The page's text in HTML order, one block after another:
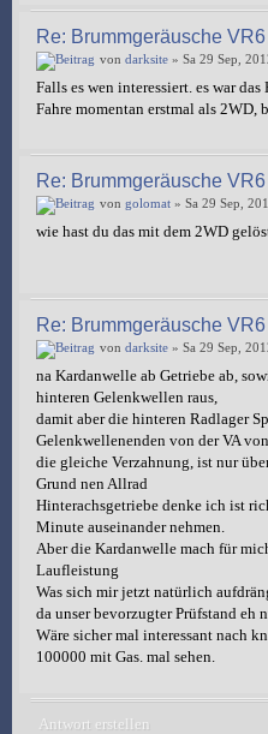
Re: Brummgeräusche
von darksite » Sa 29 Sep,
Falls es wen interessiert. es war
Fahre momentan erstmal als 2WD,
Re: Brummgeräusche
von golomat » Sa 29 Sep,
wie hast du das mit dem 2WD
Re: Brummgeräusche
von darksite » Sa 29 Sep,
na Kardanwelle ab Getriebe ab,
hinteren Gelenkwellen raus,
damit aber die hinteren Radlager
Gelenkwellenenden von der VA
die gleiche Verzahnung, ist nur
Grund nen Allrad
Hinterachsgetriebe denke ich ist
Minute auseinander nehmen.
Aber die Kardanwelle mach für
Laufleistung
Was sich mir jetzt natürlich
da unser bevorzugter Prüfstand eh
Wäre sicher mal interessant nach
100000 mit Gas. mal sehen.
Antwort erstellen